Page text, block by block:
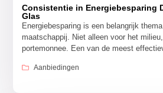
Consistentie in Energiebesparing
Glas
Energiebesparing is een belangrijk
maatschappij. Niet alleen voor het
portemonnee. Een van de meest
Aanbiedingen